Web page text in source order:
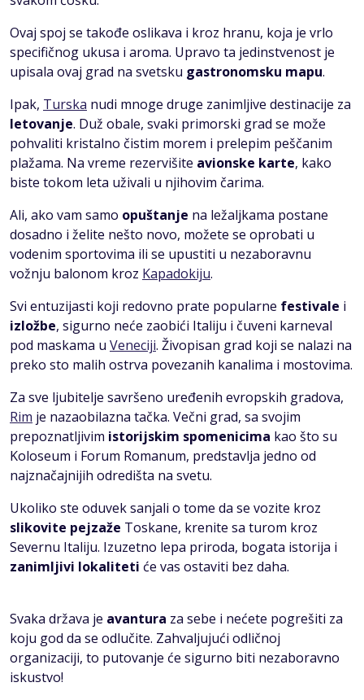
Ovaj spoj se takođe oslikava i kroz hranu, koja je vrlo
specifičnog ukusa i aroma. Upravo ta jedinstvenost je
upisala ovaj grad na svetsku gastronomsku mapu.
Ipak, Turska nudi mnoge druge zanimljive destinacije za
letovanje. Duž obale, svaki primorski grad se može
pohvaliti kristalno čistim morem i prelepim peščanim
plažama. Na vreme rezervišite avionske karte, kako
biste tokom leta uživali u njihovim čarima.
Ali, ako vam samo opuštanje na ležaljkama postane
dosadno i želite nešto novo, možete se oprobati u
vodenim sportovima ili se upustiti u nezaboravnu
vožnju balonom kroz Kapadokiju.
Svi entuzijasti koji redovno prate popularne festivale i
izložbe, sigurno neće zaobići Italiju i čuveni karneval
pod maskama u Veneciji. Živopisan grad koji se nalazi na
preko sto malih ostrva povezanih kanalima i mostovima.
Za sve ljubitelje savršeno uređenih evropskih gradova,
Rim je nazaobilazna tačka. Večni grad, sa svojim
prepoznatljivim istorijskim spomenicima kao što su
Koloseum i Forum Romanum, predstavlja jedno od
najznačajnijih odredišta na svetu.
Ukoliko ste oduvek sanjali o tome da se vozite kroz
slikovite pejzaže Toskane, krenite sa turom kroz
Severnu Italiju. Izuzetno lepa priroda, bogata istorija i
zanimljivi lokaliteti će vas ostaviti bez daha.
Svaka država je avantura za sebe i nećete pogrešiti za
koju god da se odlučite. Zahvaljujući odličnoj
organizaciji, to putovanje će sigurno biti nezaboravno
iskustvo!